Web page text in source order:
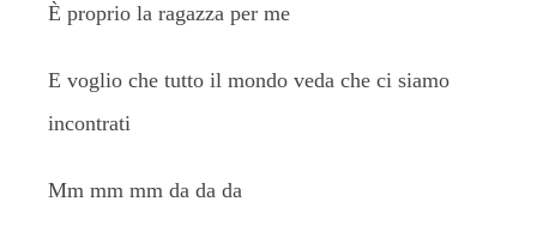
È proprio la ragazza per me
E voglio che tutto il mondo veda che ci siamo
incontrati
Mm mm mm da da da